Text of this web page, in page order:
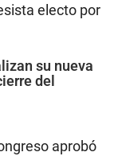
electo por
su nueva
del
aprobó